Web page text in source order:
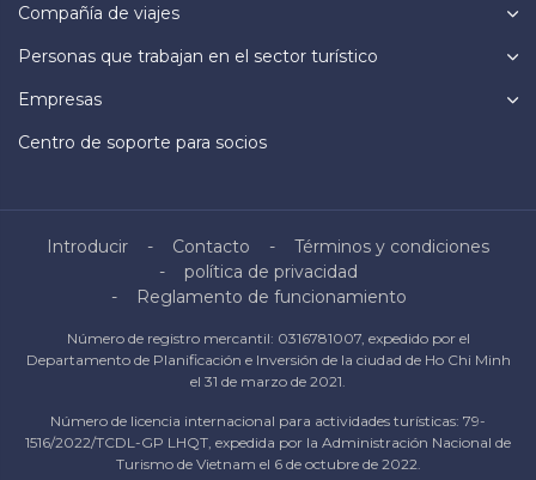
Compañía de viajes
Personas que trabajan en el sector turístico
Empresas
Centro de soporte para socios
Introducir Contacto
Términos y condiciones
política de privacidad
Reglamento de funcionamiento
Número de registro mercantil: 0316781007, expedido por el
Departamento de Planificación e Inversión de la ciudad de Ho Chi Minh
el 31 de marzo de 2021.
Número de licencia internacional para actividades turísticas: 79-
1516/2022/TCDL-GP LHQT, expedida por la Administración Nacional de
Turismo de Vietnam el 6 de octubre de 2022.